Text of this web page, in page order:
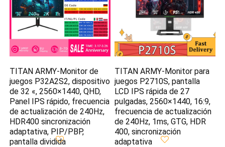
TITAN ARMY-Monitor de
juegos P32A2S2, dispositivo
de 32 «, 2560×1440, QHD,
Panel IPS rápido, frecuencia
de actualización de 240Hz,
HDR400 sincronización
adaptativa, PIP/PBP,
pantalla dividida
TITAN ARMY-Monitor para
juegos P2710S, pantalla
LCD IPS rápida de 27
pulgadas, 2560×1440, 16:9,
frecuencia de actualización
de 240Hz, 1ms, GTG, HDR
400, sincronización
adaptativa